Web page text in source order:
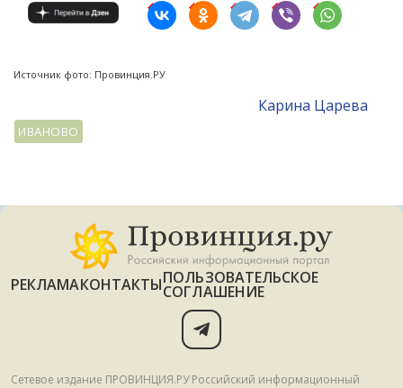
Источник фото: Провинция.РУ
Карина Царева
ИВАНОВО
РЕКЛАМАКОНТАКТЫПОЛЬЗОВАТЕЛЬСКОЕ
СОГЛАШЕНИЕ
Сетевое издание ПРОВИНЦИЯ.РУ Российский информационный